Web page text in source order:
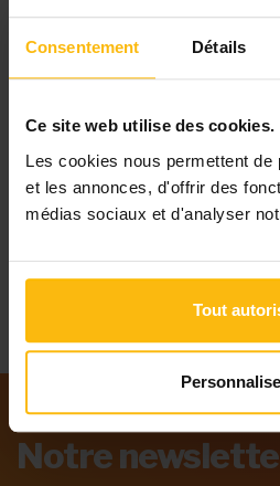
Consentement Détails
Ce site web utilise des cookies.
Les cookies nous permettent de
et les annonces, d'offrir des
médias sociaux et d'analyser
Tout
ABONNEZ-VOUS À
QUESTION
Notre